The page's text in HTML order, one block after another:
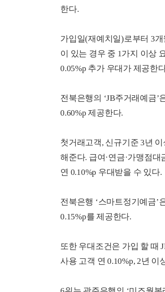
한다.
가입일(재예치일)로부터 3
이 있는 경우 중 1가지 이상
0.05%p 추가 우대가 제공한
전북은행의 ‘JB주거래예금
0.60%p 제공한다.
첫거래고객, 신규기준 3년
해준다. 급여·연금·가맹점대
연 0.10%p 우대받을 수 있다.
전북은행 ‘스마트정기예금’
0.15%p를 제공한다.
또한 우대조건은 가입 할 때
사용 고객 연 0.10%p, 2년 이